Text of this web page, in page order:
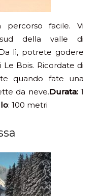
percorso facile. Vi
della valle di
lì, potrete godere
Bois. Ricordate di
quando fate una
da neve.Durata:1
: 100 metri